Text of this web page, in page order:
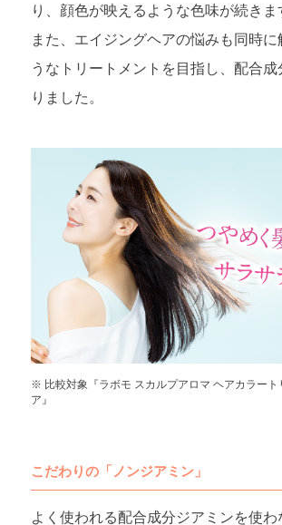
り、顔色が映えるような色味が続きま
また、エイジングヘアの悩みも同時に
うなトリートメントを目指し、配合
りました。
※ 比較対象『ラボモ スカルプアロマ ヘアカラート
ア』
こだわりの「ノンジアミン」
よく使われる配合成分ジアミンを使わ